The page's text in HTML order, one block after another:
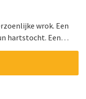
wrok. Een
hartstocht. Een
wereldberoemde